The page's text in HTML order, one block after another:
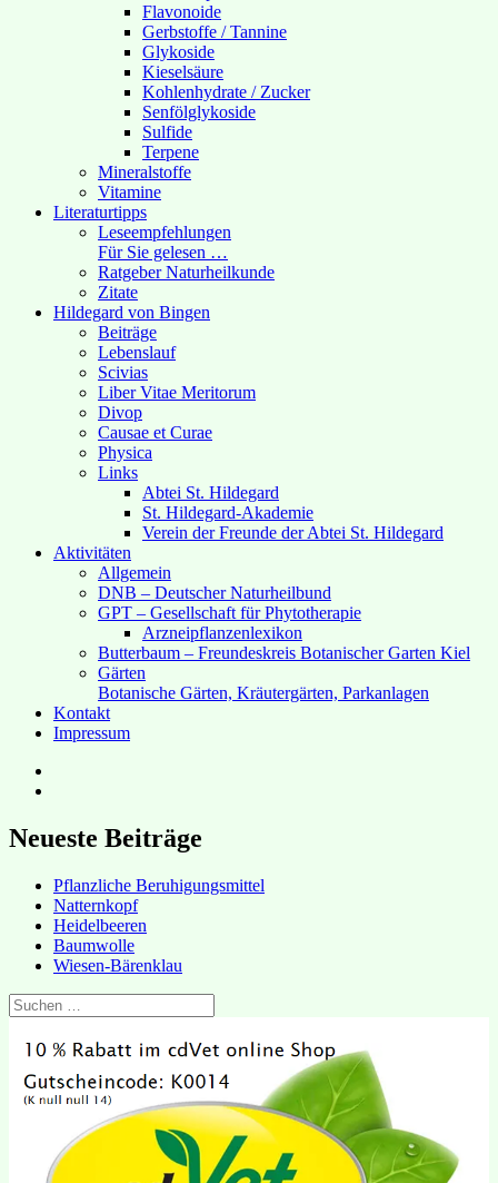
Flavonoide
Gerbstoffe / Tannine
Glykoside
Kieselsäure
Kohlenhydrate / Zucker
Senfölglykoside
Sulfide
Terpene
Mineralstoffe
Vitamine
Literaturtipps
Leseempfehlungen
Für Sie gelesen …
Ratgeber Naturheilkunde
Zitate
Hildegard von Bingen
Beiträge
Lebenslauf
Scivias
Liber Vitae Meritorum
Divop
Causae et Curae
Physica
Links
Abtei St. Hildegard
St. Hildegard-Akademie
Verein der Freunde der Abtei St. Hildegard
Aktivitäten
Allgemein
DNB – Deutscher Naturheilbund
GPT – Gesellschaft für Phytotherapie
Arzneipflanzenlexikon
Butterbaum – Freundeskreis Botanischer Garten Kiel
Gärten
Botanische Gärten, Kräutergärten, Parkanlagen
Kontakt
Impressum
Instagram
Neueste Beiträge
Pflanzliche Beruhigungsmittel
Natternkopf
Heidelbeeren
Baumwolle
Wiesen-Bärenklau
Suchen
nach: